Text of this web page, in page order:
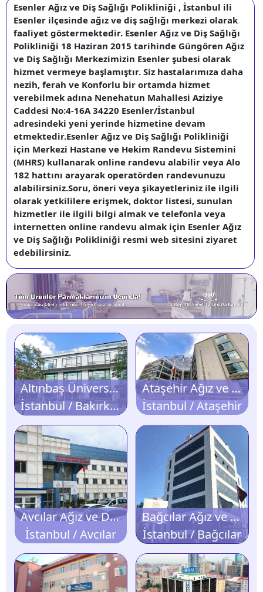
Esenler Ağız ve Diş Sağlığı Polikliniği , İstanbul ili
Esenler ilçesinde ağız ve diş sağlığı merkezi olarak
faaliyet göstermektedir. Esenler Ağız ve Diş Sağlığı
Polikliniği 18 Haziran 2015 tarihinde Güngören Ağız
ve Diş Sağlığı Merkezimizin Esenler şubesi olarak
hizmet vermeye başlamıştır. Siz hastalarımıza daha
nezih, ferah ve Konforlu bir ortamda hizmet
verebilmek adına Nenehatun Mahallesi Aziziye
Caddesi No:4-16A 34220 Esenler/İstanbul
adresindeki yeni yerinde hizmetine devam
etmektedir.Esenler Ağız ve Diş Sağlığı Polikliniği
için Merkezi Hastane ve Hekim Randevu Sistemini
(MHRS) kullanarak online randevu alabilir veya Alo
182 hattını arayarak operatörden randevunuzu
alabilirsiniz.Soru, öneri veya şikayetleriniz ile ilgili
olarak yetkililere erişmek, doktor listesi, sunulan
hizmetler ile ilgili bilgi almak ve telefonla veya
internetten online randevu almak için Esenler Ağız
ve Diş Sağlığı Polikliniği resmi web sitesini ziyaret
edebilirsiniz.
Altınbaş Üniversitesi Diş Hastanesi
İstanbul / Bakırköy
Ataşehir Ağız ve Diş Sağlığı Hastanesi
İstanbul / Ataşehir
Avcılar Ağız ve Diş Sağlığı Merkezi
İstanbul / Avcılar
Bağcılar Ağız ve Diş Sağlığı Hastanesi
İstanbul / Bağcılar